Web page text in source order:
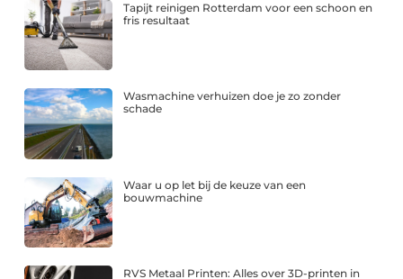
Tapijt reinigen Rotterdam voor een schoon en
fris resultaat
Wasmachine verhuizen doe je zo zonder
schade
Waar u op let bij de keuze van een
bouwmachine
RVS Metaal Printen: Alles over 3D-printen in